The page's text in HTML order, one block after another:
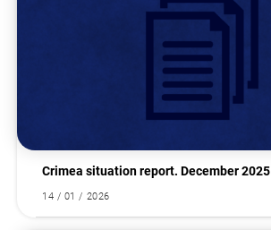
Search for:
Crimea situation report. December 2025
14 / 01 / 2026